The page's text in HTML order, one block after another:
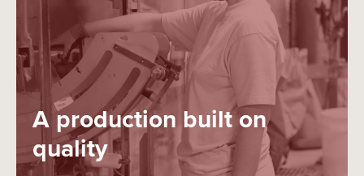
A production built on
quality